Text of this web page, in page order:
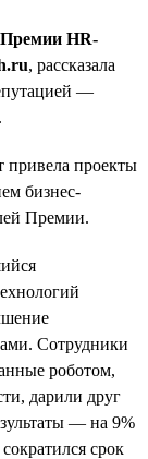
Премии HR-
, рассказала
—
.
привела проекты
бизнес-
Премии.
Сотрудники
роботом,
дарили друг
— на 9%
срок